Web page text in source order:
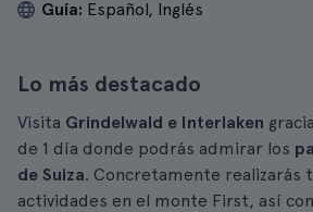
Guía: Español, Inglés
Lo más destacado
Visita Grindelwald e Interlaken
de 1 día donde podrás admirar los
de Suiza. Concretamente realizarás
actividades en el monte First, así